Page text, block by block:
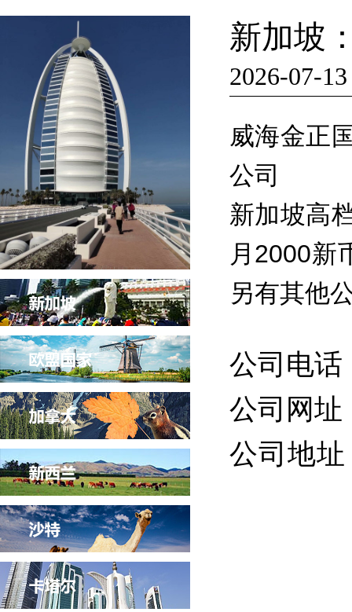
新加坡
2026-07-13
威海金正
公司
新加坡高
月2000新
另有
公司电话
公司网址
公司地